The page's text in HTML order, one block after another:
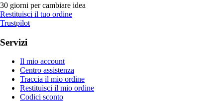
30 giorni per cambiare idea
Restituisci il tuo ordine
Trustpilot
Servizi
Il mio account
Centro assistenza
Traccia il mio ordine
Restituisci il mio ordine
Codici sconto